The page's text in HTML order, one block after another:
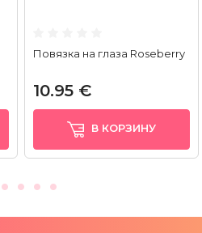
Повязка на глаза Roseberry
10.95 €
В КОРЗИНУ